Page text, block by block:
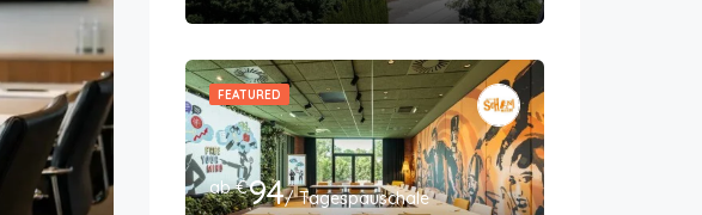
FEATURED
ab €94/ Tagespauschale